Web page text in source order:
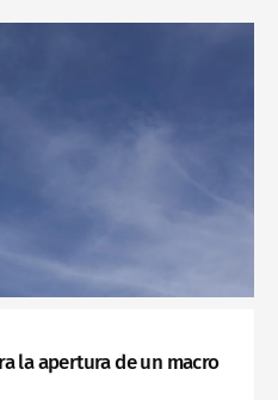
la apertura de un macro